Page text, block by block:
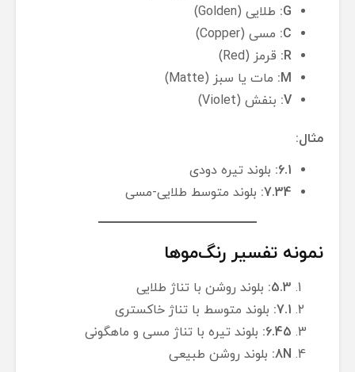
G: طلایی (Golden)
C: مسی (Copper)
R: قرمز (Red)
M: مات یا سبز (Matte)
V: بنفش (Violet)
مثال:
6.1: بلوند تیره دودی
7.34: بلوند متوسط طلایی-مسی
نمونه تفسیر رنگ‌موها
5.3: بلوند روشن با تناژ طلایی
7.1: بلوند متوسط با تناژ خاکستری
6.45: بلوند تیره با تناژ مسی و ماهگونی
8N: بلوند روشن طبیعی